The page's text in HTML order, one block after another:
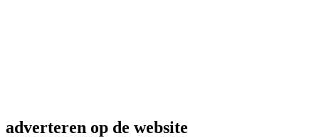
adverteren op de website